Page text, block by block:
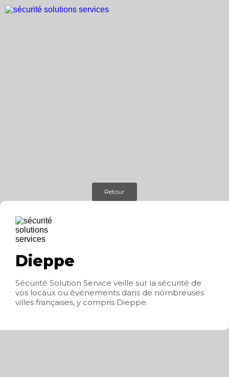
Retour
Dieppe
Sécurité Solution Service veille sur la sécurité de
vos locaux ou événements dans de nombreuses
villes françaises, y compris Dieppe.